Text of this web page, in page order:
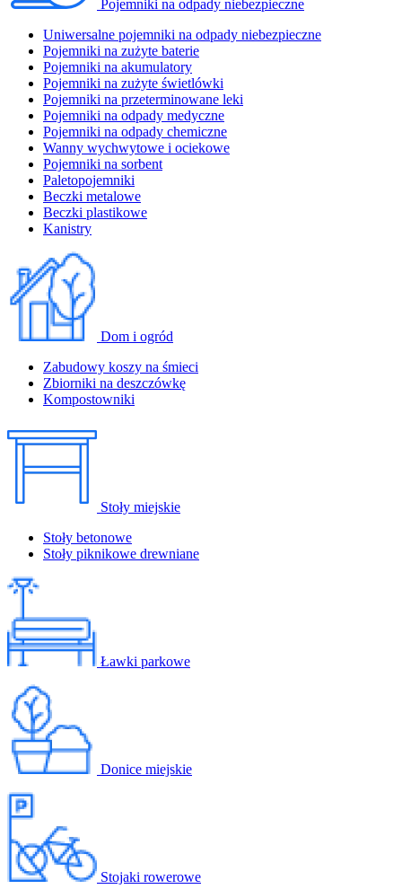
Pojemniki na odpady niebezpieczne
Uniwersalne pojemniki na odpady niebezpieczne
Pojemniki na zużyte baterie
Pojemniki na akumulatory
Pojemniki na zużyte świetlówki
Pojemniki na przeterminowane leki
Pojemniki na odpady medyczne
Pojemniki na odpady chemiczne
Wanny wychwytowe i ociekowe
Pojemniki na sorbent
Paletopojemniki
Beczki metalowe
Beczki plastikowe
Kanistry
Dom i ogród
Zabudowy koszy na śmieci
Zbiorniki na deszczówkę
Kompostowniki
Stoły miejskie
Stoły betonowe
Stoły piknikowe drewniane
Ławki parkowe
Donice miejskie
Stojaki rowerowe